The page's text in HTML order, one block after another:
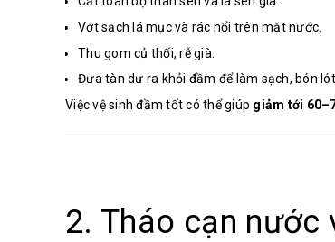
Vớt sạch lá mục và rác nổi trên mặt nước.
Thu gom củ thối, rễ già.
Đưa tàn dư ra khỏi đầm để làm sạch, bón lót
Việc vệ sinh đầm tốt có thể giúp giảm tới
2. Tháo cạn nước